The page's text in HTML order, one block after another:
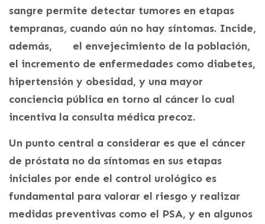
sangre permite detectar tumores en etapas
tempranas, cuando aún no hay síntomas. Incide,
además, el envejecimiento de la población,
el incremento de enfermedades como diabetes,
hipertensión y obesidad, y una mayor
conciencia pública en torno al cáncer lo cual
incentiva la consulta médica precoz.
Un punto central a considerar es que el cáncer
de próstata no da síntomas en sus etapas
iniciales por ende el control urológico es
fundamental para valorar el riesgo y realizar
medidas preventivas como el PSA, y en algunos